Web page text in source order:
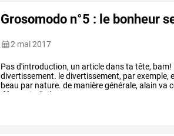
Grosomodo n°5 : le bonheur
2 mai 2017
Pasd'introduction, un articledansta tête, bam!
divertissement. ledivertissement, parexemple,
beau par nature. de manièregénérale,alain va
dépression",
c'est